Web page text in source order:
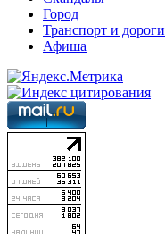
Город
Транспорт и дороги
Афиша